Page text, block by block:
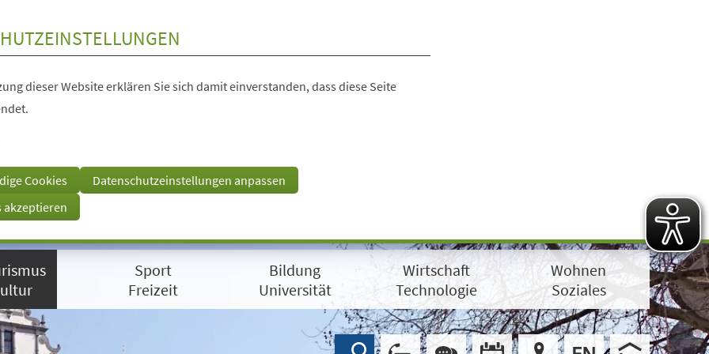
dieser Website erklären Sie sich damit einverstanden, dass diese Seite
Cookies
Datenschutzeinstellungen anpassen
akzeptieren
Sport
Freizeit
Bildung
Universität
Wirtschaft
Technologie
Wohnen
Soziales